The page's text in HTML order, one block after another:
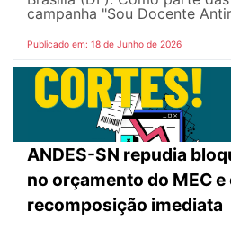
campanha "Sou Docente
Publicado em: 18 de Junho de 2026
ANDES-SN repudia
no orçamento do MEC e
recomposição imediata